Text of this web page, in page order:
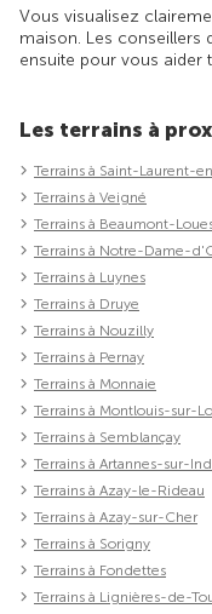
Vous visualisez
maison. Les conseillers
ensuite pour vous aider
Les terrains à
Terrains à Saint-Laurent-
Terrains à Veigné
Terrains à Beaumont-
Terrains à Notre-Dame-
Terrains à Luynes
Terrains à Druye
Terrains à Nouzilly
Terrains à Pernay
Terrains à Monnaie
Terrains à Montlouis-sur-
Terrains à Semblançay
Terrains à Artannes-sur-
Terrains à Azay-le-Rideau
Terrains à Azay-sur-Cher
Terrains à Sorigny
Terrains à Fondettes
Terrains à Lignières-de-